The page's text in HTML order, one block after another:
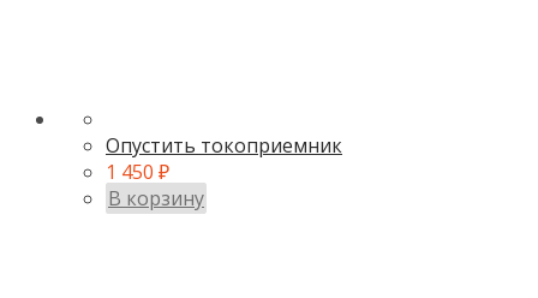
Опустить токоприемник
1 450 ₽
В корзину